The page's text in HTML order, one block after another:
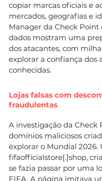
copiar marcas oficiais e
mercados, geografias e
Manager da Check
dados mostram uma
dos atacantes, com
explorar a confiança dos
conhecidas.
Lojas falsas com
fraudulentas
A investigação da
domínios maliciosos
explorar o Mundial 2026.
fifaofficialstore[.]shop,
se fazia passar por uma
FIFA. A página imitava